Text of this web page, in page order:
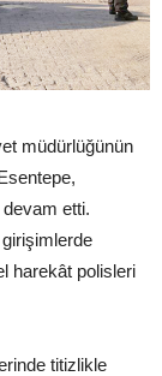
müdürlüğünün
etti.
harekât polisleri
titizlikle